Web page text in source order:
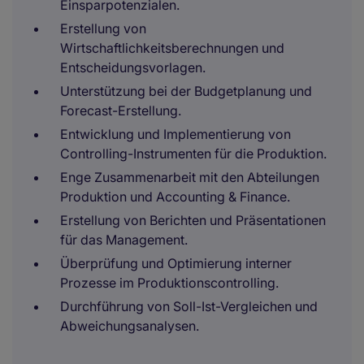
Einsparpotenzialen.
Erstellung von
Wirtschaftlichkeitsberechnungen und
Entscheidungsvorlagen.
Unterstützung bei der Budgetplanung und
Forecast-Erstellung.
Entwicklung und Implementierung von
Controlling-Instrumenten für die Produktion.
Enge Zusammenarbeit mit den Abteilungen
Produktion und Accounting & Finance.
Erstellung von Berichten und Präsentationen
für das Management.
Überprüfung und Optimierung interner
Prozesse im Produktionscontrolling.
Durchführung von Soll-Ist-Vergleichen und
Abweichungsanalysen.